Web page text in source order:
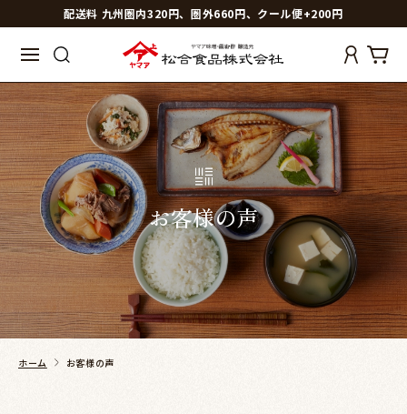
配送料 九州圏内320円、圏外660円、クール便+200円
お客様の声
ホーム お客様の声